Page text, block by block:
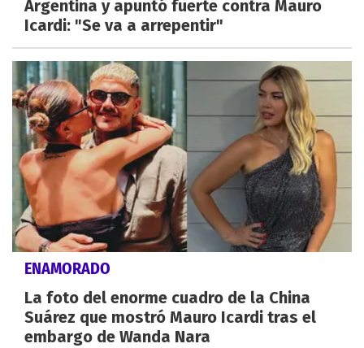
Argentina y apuntó fuerte contra Mauro
Icardi: "Se va a arrepentir"
ENAMORADO
La foto del enorme cuadro de la China
Suárez que mostró Mauro Icardi tras el
embargo de Wanda Nara